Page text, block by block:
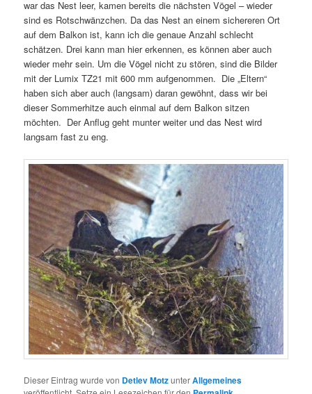
war das Nest leer, kamen bereits die nächsten Vögel – wieder
sind es Rotschwänzchen. Da das Nest an einem sichereren Ort
auf dem Balkon ist, kann ich die genaue Anzahl schlecht
schätzen. Drei kann man hier erkennen, es können aber auch
wieder mehr sein. Um die Vögel nicht zu stören, sind die Bilder
mit der Lumix TZ21 mit 600 mm aufgenommen. Die „Eltern“
haben sich aber auch (langsam) daran gewöhnt, dass wir bei
dieser Sommerhitze auch einmal auf dem Balkon sitzen
möchten. Der Anflug geht munter weiter und das Nest wird
langsam fast zu eng.
Dieser Eintrag wurde von Detlev MotzunterAllgemeines